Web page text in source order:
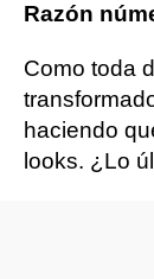
Razón
Como toda
haciendo
looks. ¿Lo